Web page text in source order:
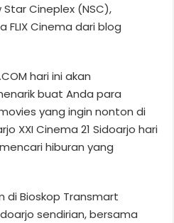
Star Cineplex (NSC),
FLIX Cinema dari blog
hari ini akan
buat Anda para
yang ingin nonton di
XXI Cinema 21 Sidoarjo hari
hiburan yang
di Bioskop Transmart
sendirian, bersama